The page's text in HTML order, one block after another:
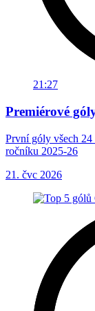
21:27
Premiérové
První góly všech
ročníku 2025-26
21. čvc 2026